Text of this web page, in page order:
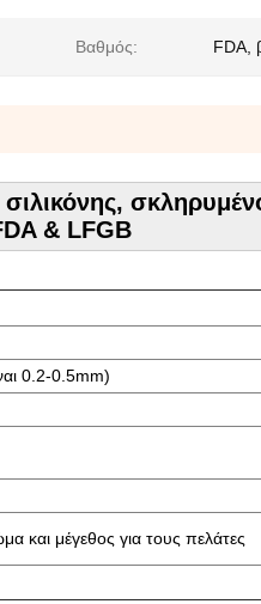
Βαθμός: FDA,
& LFGB
0.2-0.5mm)
μέγεθος για τους πελάτες